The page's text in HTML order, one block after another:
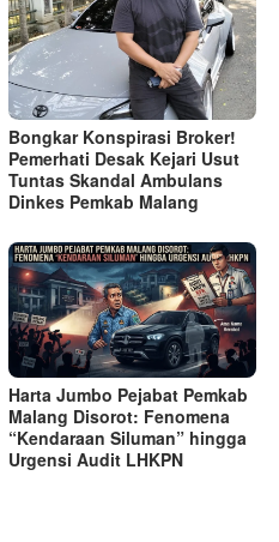
Bongkar Konspirasi Broker!
Pemerhati Desak Kejari Usut
Tuntas Skandal Ambulans
Dinkes Pemkab Malang
Harta Jumbo Pejabat Pemkab
Malang Disorot: Fenomena
“Kendaraan Siluman” hingga
Urgensi Audit LHKPN